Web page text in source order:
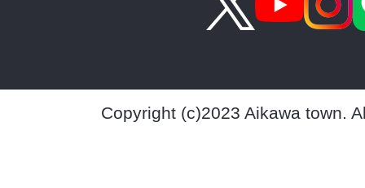
Copyright (c)2023 Aikawa town.